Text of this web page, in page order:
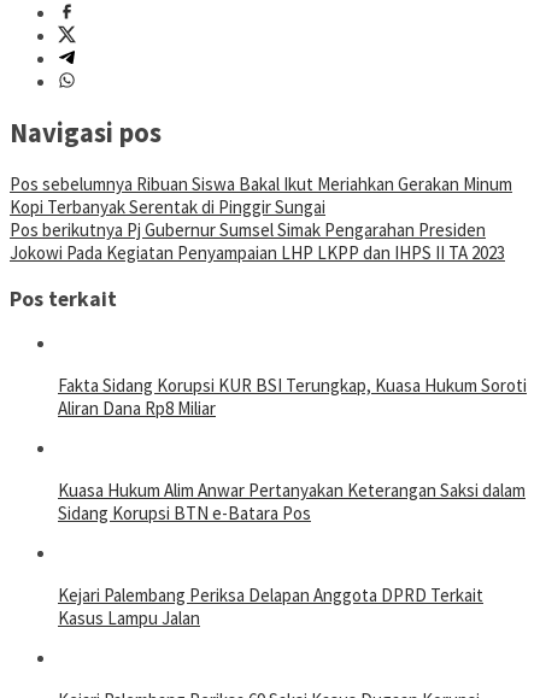
Navigasi pos
Pos sebelumnya Ribuan Siswa Bakal Ikut Meriahkan Gerakan Minum
Kopi Terbanyak Serentak di Pinggir Sungai
Pos berikutnya Pj Gubernur Sumsel Simak Pengarahan Presiden
Jokowi Pada Kegiatan Penyampaian LHP LKPP dan IHPS II TA 2023
Pos terkait
Fakta Sidang Korupsi KUR BSI Terungkap, Kuasa Hukum Soroti
Aliran Dana Rp8 Miliar
Kuasa Hukum Alim Anwar Pertanyakan Keterangan Saksi dalam
Sidang Korupsi BTN e-Batara Pos
Kejari Palembang Periksa Delapan Anggota DPRD Terkait
Kasus Lampu Jalan